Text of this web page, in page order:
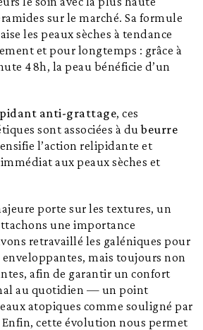
sur le marché. Sa formule
les peaux sèches à tendance
et pour longtemps : grâce à
48h, la peau bénéficie d’un
anti-grattage, ces
sont associées à dubeurre
l’action relipidante et
aux peaux sèches et
porte sur les textures, un
une importance
retravaillé les galéniques pour
enveloppantes, mais toujours non
afin de garantir un confort
au quotidien — un point
atopiques comme souligné par
cette évolution nous permet